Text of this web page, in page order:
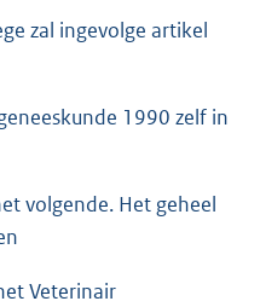
zal ingevolge artikel
1990 zelf in
volgende. Het geheel
Veterinair